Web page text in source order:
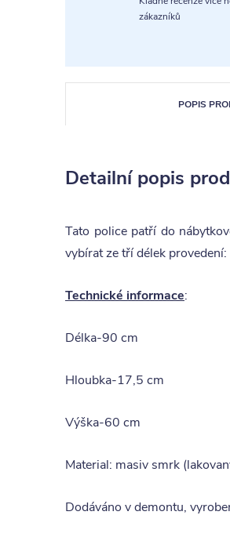
zákazníků
POPIS
Detailní popis
Tato police patří do
vybírat ze tří délek
Technické informace:
Délka-90 cm
Hloubka-17,5 cm
Výška-60 cm
Material: masiv smrk
Dodáváno v demontu,